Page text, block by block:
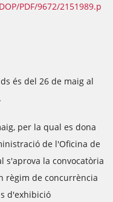
PDF/9672/2151989.p
és del 26 de maig al
per la qual es dona
de l'Oficina de
s'aprova la convocatòria
règim de concurrència
d'exhibició